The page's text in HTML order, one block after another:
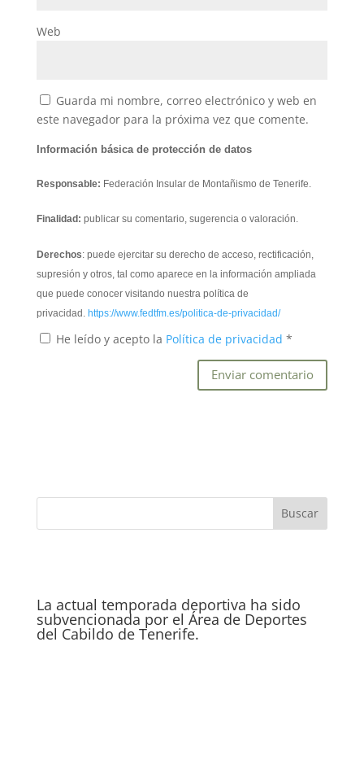
Web
Guarda mi nombre, correo electrónico y web en
este navegador para la próxima vez que comente.
Información básica de protección de datos
Responsable: Federación Insular de Montañismo de Tenerife.
Finalidad: publicar su comentario, sugerencia o valoración.
Derechos: puede ejercitar su derecho de acceso, rectificación,
supresión y otros, tal como aparece en la información ampliada
que puede conocer visitando nuestra política de
privacidad. https://www.fedtfm.es/politica-de-privacidad/
He leído y acepto la Política de privacidad *
La actual temporada deportiva ha sido
subvencionada por el Área de Deportes
del Cabildo de Tenerife.